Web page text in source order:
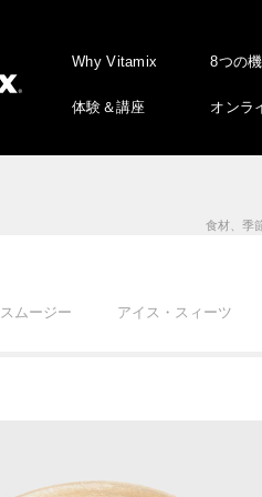
Why Vitamix
体験＆講座
8つの
オンラ
食材、季
スムージー アイス・スィーツ